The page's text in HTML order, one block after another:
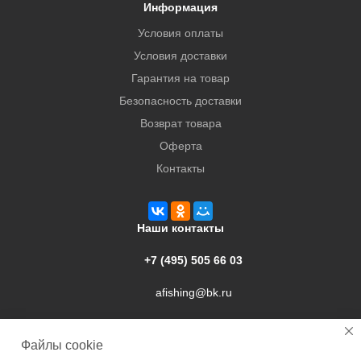
Информация
Условия оплаты
Условия доставки
Гарантия на товар
Безопасность доставки
Возврат товара
Оферта
Контакты
Наши контакты
+7 (495) 505 66 03
afishing@bk.ru
Файлы cookie